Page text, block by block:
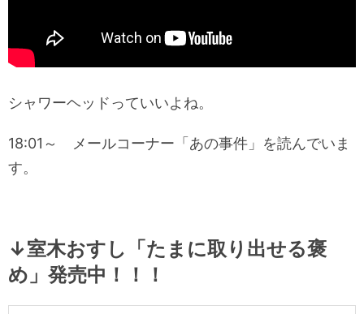
シャワーヘッドっていいよね。
18:01～ メールコーナー「あの事件」を読んでいま
す。
↓室木おすし「たまに取り出せる褒
め」発売中！！！